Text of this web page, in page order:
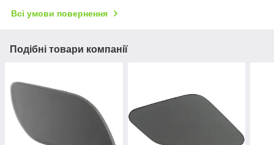
Всі умови повернення
Подібні товари компанії